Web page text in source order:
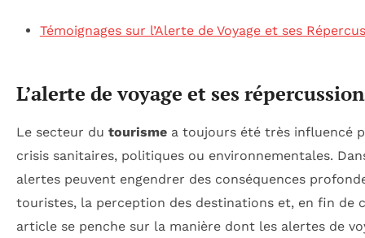
Témoignages sur l’Alerte de Voyage et ses
L’alerte de voyage et ses
Le secteur du tourisme a toujours été très influencé
crisis sanitaires, politiques ou environnementales.
alertes peuvent engendrer des conséquences
touristes, la perception des destinations et, en fin de
article se penche sur la manière dont les alertes de